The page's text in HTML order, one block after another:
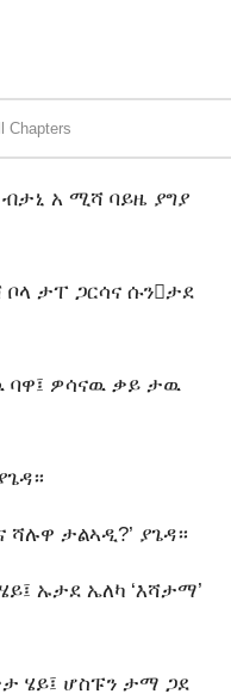
ብታኒ አ ሚሻ ባይዜ ያግያ
ቦላ ታፐ ጋርሳና ሱንታደ
ባዋ፤ ዎሳናዉ ቃይ ታዉ
ሻሉዋ ታልኣዲ?’ ያጌዳ።
ኡታደ ኤለካ ‘እሻታማ’
ሄይ፤ ሆስፑን ታማ ጋደ